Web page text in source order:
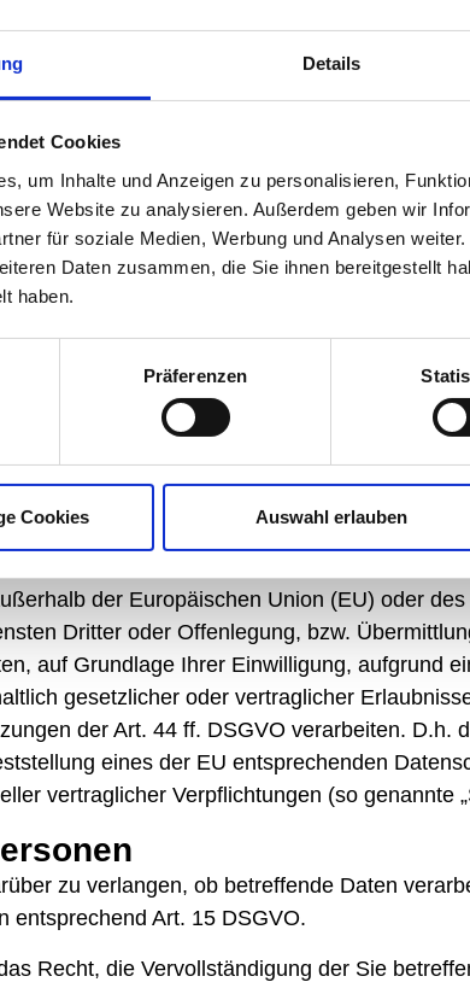
Details
Cookies
um Inhalte und Anzeigen zu personalisieren,
Website zu analysieren. Außerdem geben wir
für soziale Medien, Werbung und Analysen
Daten zusammen, die Sie ihnen bereitgestellt
haben.
Präferenzen
Cookies Auswahl erlauben
die Sicherung der Vertraulichkeit, Integrität
Zugriffs, der Eingabe, Weitergabe,
eine Wahrnehmung von
wir den Schutz personenbezogener Daten
Prinzip des Datenschutzes durch
und Dritten
Daten gegenüber anderen Personen und
auf die Daten gewähren, erfolgt dies nur
gem. Art. 6 Abs. 1 lit. b
oder auf Grundlage unserer
auf Grundlage eines sog.
der Europäischen Union (EU) oder
Dritter oder Offenlegung, bzw.
auf Grundlage Ihrer Einwilligung, aufgrund
gesetzlicher oder vertraglicher
der Art. 44 ff. DSGVO verarbeiten.
eines der EU entsprechenden
vertraglicher Verpflichtungen (so genannte
zu verlangen, ob betreffende Daten
entsprechend Art. 15 DSGVO.
Recht, die Vervollständigung der Sie